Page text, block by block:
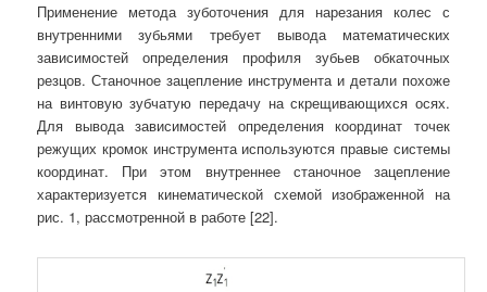
Применение метода зуботочения для нарезания колес с
внутренними зубьями требует вывода математических
зависимостей определения профиля зубьев обкаточных
резцов. Станочное зацепление инструмента и детали похоже
на винтовую зубчатую передачу на скрещивающихся осях.
Для вывода зависимостей определения координат точек
режущих кромок инструмента используются правые системы
координат. При этом внутреннее станочное зацепление
характеризуется кинематической схемой изображенной на
рис. 1, рассмотренной в работе [22].